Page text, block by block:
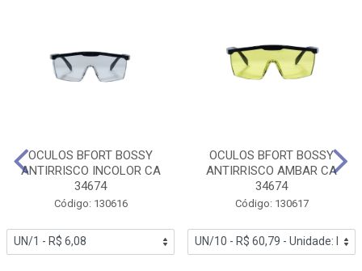
OCULOS BFORT BOSSY
ANTIRRISCO INCOLOR CA
34674
Código: 130616
OCULOS BFORT BOSSY
ANTIRRISCO AMBAR CA
34674
Código: 130617